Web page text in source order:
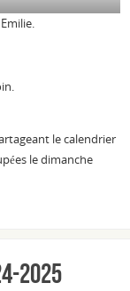
le calendrier
le dimanche
2025